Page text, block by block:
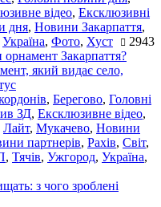
відео, Ексклюзивні
дня, Новини Закарпаття,
Україна, Фото, Хуст 2943
який видає село,
, Берегово, Головні
ЗД, Ексклюзивне відео,
Лайт, Мукачево, Новини
партнерів, Рахів, Світ,
, Тячів, Ужгород, Україна,